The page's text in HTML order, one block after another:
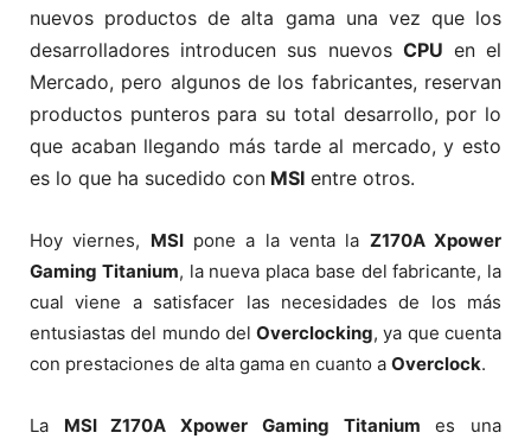
nuevos productos de alta gama una vez que los
desarrolladores introducen sus nuevos CPU en el
Mercado, pero algunos de los fabricantes, reservan
productos punteros para su total desarrollo, por lo
que acaban llegando más tarde al mercado, y esto
es lo que ha sucedido con MSI entre otros.
Hoy viernes, MSIpone a la venta la Z170A Xpower
Gaming Titanium, la nueva placa base del fabricante, la
cual viene a satisfacer las necesidades de los más
entusiastas del mundo delOverclocking, ya que cuenta
con prestaciones de alta gama en cuanto a Overclock.
La MSI Z170A Xpower Gaming Titanium es una